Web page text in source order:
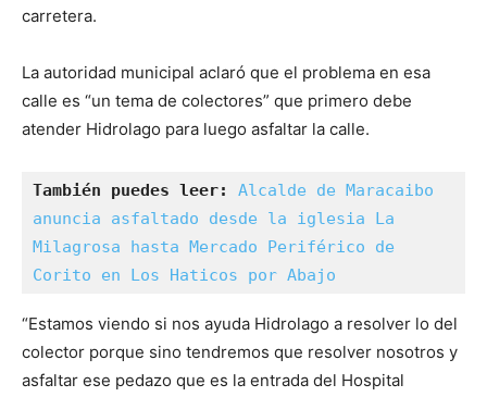
carretera.
La autoridad municipal aclaró que el problema en esa
calle es “un tema de colectores” que primero debe
atender Hidrolago para luego asfaltar la calle.
También puedes leer: Alcalde de Maracaibo
anuncia asfaltado desde la iglesia La
Milagrosa hasta Mercado Periférico de
Corito en Los Haticos por Abajo
“Estamos viendo si nos ayuda Hidrolago a resolver lo del
colector porque sino tendremos que resolver nosotros y
asfaltar ese pedazo que es la entrada del Hospital